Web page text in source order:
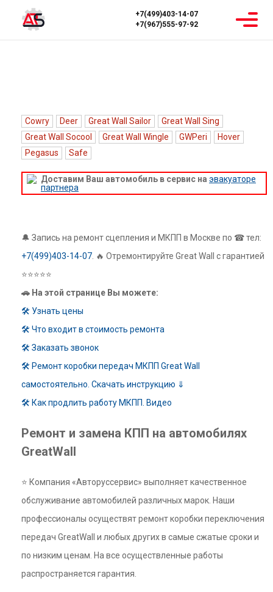
+7(499)403-14-07
+7(967)555-97-92
Cowry Deer Great Wall Sailor
Great Wall Sing
Great Wall Socool
Great Wall Wingle GWPeri
Hover
Pegasus
Safe
Доставим Ваш автомобиль в сервис на эвакуаторе
партнера
🔔 Запись на ремонт сцепления и МКПП в Москве по ☎ тел:
+7(499)403-14-07 . 🔥 Отремонтируйте Great Wall с гарантией
⭐⭐⭐⭐⭐
🚗 На этой странице Вы можете:
🛠 Узнать цены
🛠 Что входит в стоимость ремонта
🛠 Заказать звонок
🛠 Ремонт коробки передач МКПП Great Wall
самостоятельно. Скачать инструкцию ⇓
🛠 Как продлить работу МКПП. Видео
Ремонт и замена КПП на автомобилях
GreatWall
⭐ Компания «Авторуссервис» выполняет качественное
обслуживание автомобилей различных марок. Наши
профессионалы осуществят ремонт коробки переключения
передач GreatWall и любых других в самые сжатые сроки и
по низким ценам. На все осуществленные работы
распространяется гарантия.